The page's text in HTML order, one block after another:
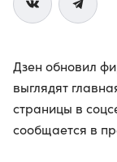
Дзен обновил
выглядят
страницы в
сообщается в